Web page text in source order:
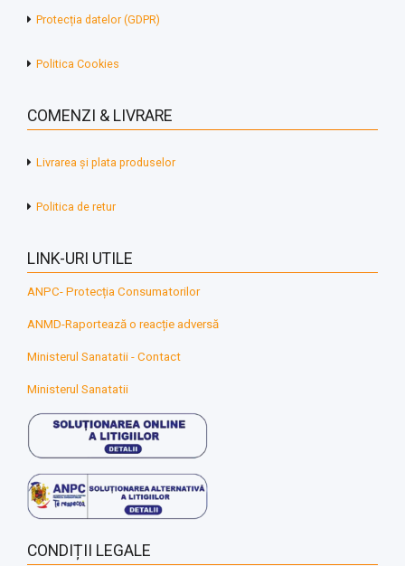
Protecția datelor (GDPR)
Politica Cookies
COMENZI & LIVRARE
Livrarea și plata produselor
Politica de retur
LINK-URI UTILE
ANPC- Protecția Consumatorilor
ANMD-Raportează o reacție adversă
Ministerul Sanatatii - Contact
Ministerul Sanatatii
CONDIȚII LEGALE